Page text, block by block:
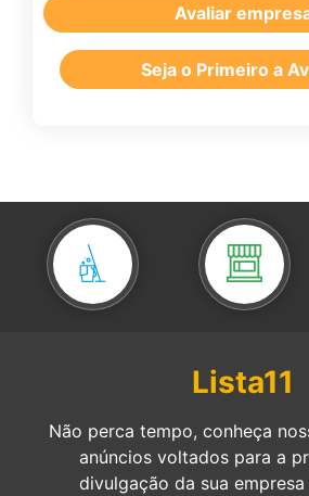
Avaliar
Seja o Primeiro a
Lista11
Não perca tempo, conheça
anúncios voltados para a
divulgação da sua